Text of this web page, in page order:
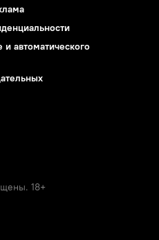
автоматического
18+